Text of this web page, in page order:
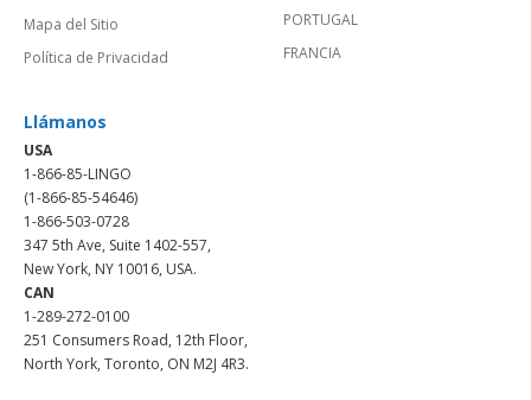
Mapa del Sitio
Política de Privacidad
PORTUGAL
FRANCIA
Llámanos
USA
1-866-85-LINGO
(1-866-85-54646)
1-866-503-0728
347 5th Ave, Suite 1402-557,
New York, NY 10016, USA.
CAN
1-289-272-0100
251 Consumers Road, 12th Floor,
North York, Toronto, ON M2J 4R3.